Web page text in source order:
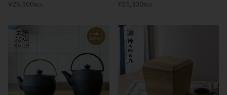
¥25,300 税込
¥25,300 税込